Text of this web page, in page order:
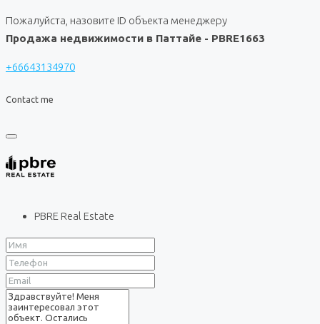
Пожалуйста, назовите ID объекта менеджеру
Продажа недвижимости в Паттайе - PBRE1663
+66643134970
Contact me
PBRE Real Estate